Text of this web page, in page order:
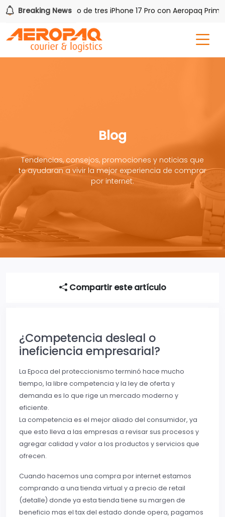
Breaking News
Gana uno de tres iPhone 17 Pro con Aeropaq Prime
Blog
Tendencias, consejos, promociones y noticias que
te ayudaran a vivir la mejor experiencia de comprar
por internet.
Compartir este artículo
¿Competencia desleal o
ineficiencia empresarial?
La Epoca del proteccionismo terminó hace mucho
tiempo, la libre competencia y la ley de oferta y
demanda es lo que rige un mercado moderno y
eficiente.
La competencia es el mejor aliado del consumidor, ya
que esto lleva a las empresas a revisar sus procesos y
agregar calidad y valor a los productos y servicios que
ofrecen.
Cuando hacemos una compra por internet estamos
comprando a una tienda virtual y a precio de retail
(detalle) donde ya esta tienda tiene su margen de
beneficio mas el tax del estado donde opera, pagamos